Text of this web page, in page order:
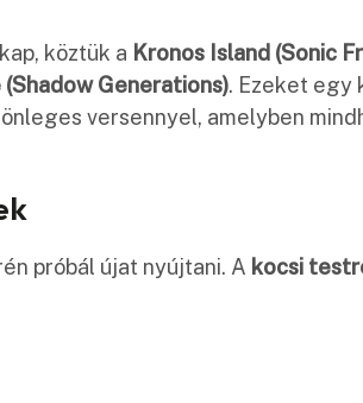
köztük a Kronos Island (Sonic
Generations). Ezeket egy
versennyel, amelyben
próbál újat nyújtani. A kocsi